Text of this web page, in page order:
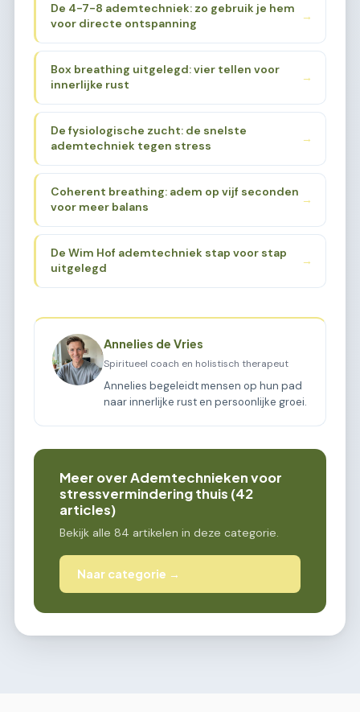
De 4-7-8 ademtechniek: zo gebruik je hem
voor directe ontspanning
→
Box breathing uitgelegd: vier tellen voor
innerlijke rust
→
De fysiologische zucht: de snelste
ademtechniek tegen stress
→
Coherent breathing: adem op vijf seconden
voor meer balans
→
De Wim Hof ademtechniek stap voor stap
uitgelegd
→
Annelies de Vries
Spiritueel coach en holistisch therapeut
Annelies begeleidt mensen op hun pad
naar innerlijke rust en persoonlijke groei.
Meer over Ademtechnieken voor
stressvermindering thuis (42
articles)
Bekijk alle 84 artikelen in deze categorie.
Naar categorie →